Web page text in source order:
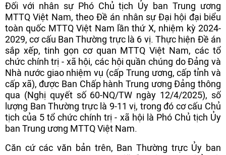
Đối với nhân sự Phó Chủ tịch Ủy ban Trung ương
MTTQ Việt Nam, theo Đề án nhân sự Đại hội đại biểu
toàn quốc MTTQ Việt Nam lần thứ X, nhiệm kỳ 2024-
2029, cơ cấu Ban Thường trực là 6 vị. Thực hiện Đề án
sắp xếp, tinh gọn cơ quan MTTQ Việt Nam, các tổ
chức chính trị - xã hội, các hội quần chúng do Đảng và
Nhà nước giao nhiệm vụ (cấp Trung ương, cấp tỉnh và
cấp xã), được Ban Chấp hành Trung ương Đảng thông
qua (Nghị quyết số 60-NQ/TW ngày 12/4/2025), số
lượng Ban Thường trực là 9-11 vị, trong đó cơ cấu Chủ
tịch của 5 tổ chức chính trị - xã hội là Phó Chủ tịch Ủy
ban Trung ương MTTQ Việt Nam.
Căn cứ các văn bản trên, Ban Thường trực Ủy ban